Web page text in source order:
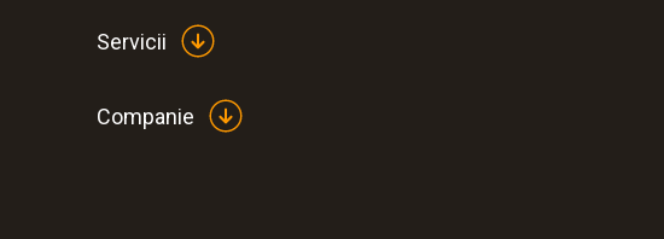
Servicii
Companie